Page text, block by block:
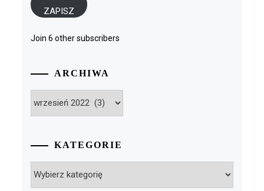
ZAPISZ
Join 6 other subscribers
ARCHIWA
KATEGORIE